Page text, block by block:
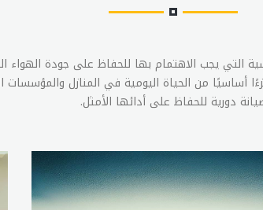
التي يجب الاهتمام بها للحفاظ على جودة
من الحياة اليومية في المنازل والمؤسسات
دورية للحفاظ على أدائها الأمثل.